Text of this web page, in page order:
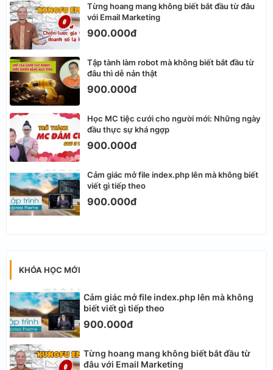
Từng hoang mang không biết bắt đầu từ đâu
với Email Marketing
900.000đ
Tập tành làm robot mà không biết bắt đầu từ
đâu thì dễ nản thật
900.000đ
Học MC tiệc cưới cho người mới: Những ngày
đầu thực sự khá ngợp
900.000đ
Cảm giác mở file index.php lên mà không biết
viết gì tiếp theo
900.000đ
KHÓA HỌC MỚI
Cảm giác mở file index.php lên mà không
biết viết gì tiếp theo
900.000đ
Từng hoang mang không biết bắt đầu từ
đâu với Email Marketing